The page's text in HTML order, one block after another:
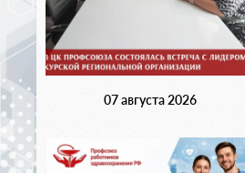
07 августа 2026